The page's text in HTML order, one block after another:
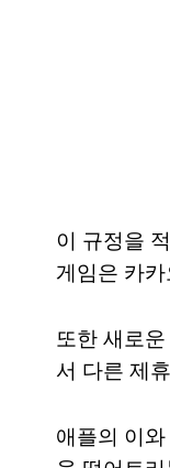
이 규정을
게임은 카
또한 새로
서 다른 제
애플의 이